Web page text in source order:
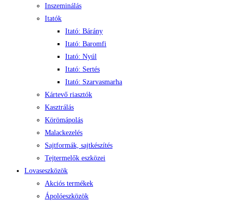
Inszeminálás
Itatók
Itató: Bárány
Itató: Baromfi
Itató: Nyúl
Itató: Sertés
Itató: Szarvasmarha
Kártevő riasztók
Kasztrálás
Körömápolás
Malackezelés
Sajtformák, sajtkészítés
Tejtermelők eszközei
Lovaseszközök
Akciós termékek
Ápolóeszközök